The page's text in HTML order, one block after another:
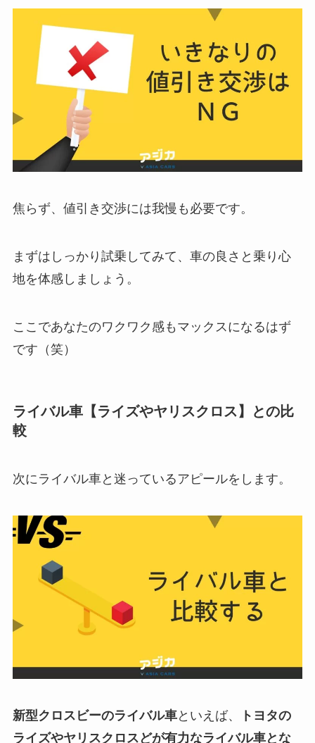
焦らず、値引き交渉には我慢も必要です。
まずはしっかり試乗してみて、車の良さと乗り心
地を体感しましょう。
ここであなたのワクワク感もマックスになるはず
です（笑）
ライバル車【ライズやヤリスクロス】との比
較
次にライバル車と迷っているアピールをします。
新型クロスビーのライバル車といえば、
トヨタの
ライズやヤリスクロスどが有力なライバル車とな